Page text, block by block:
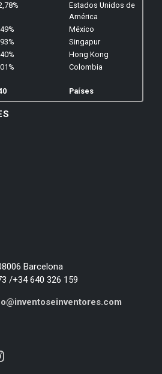
Estados Unidos de
América
México
Singapur
Hong Kong
Colombia
Países
Barcelona
/+34 640 326 159